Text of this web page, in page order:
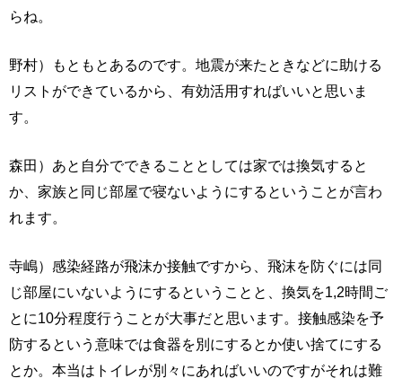
らね。
野村）もともとあるのです。地震が来たときなどに助ける
リストができているから、有効活用すればいいと思いま
す。
森田）あと自分でできることとしては家では換気すると
か、家族と同じ部屋で寝ないようにするということが言わ
れます。
寺嶋）感染経路が飛沫か接触ですから、飛沫を防ぐには同
じ部屋にいないようにするということと、換気を1,2時間ご
とに10分程度行うことが大事だと思います。接触感染を予
防するという意味では食器を別にするとか使い捨てにする
とか。本当はトイレが別々にあればいいのですがそれは難